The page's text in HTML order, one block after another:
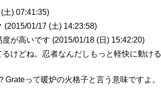
土) 07:41:35)
(2015/01/17 (土) 14:23:58)
が高いです (2015/01/18 (日) 15:42:20)
けどね。忍者なんだしもっと軽快に動ける
って暖炉の火格子と言う意味ですよ。